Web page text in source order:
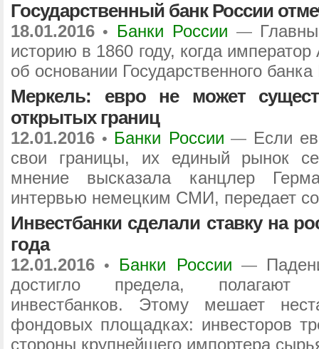
Государственный банк России
18.01.2016 • Банки России —
историю в 1860 году, когда
об основании Государственного
Меркель: евро не может
открытых границ
12.01.2016 • Банки России — Если
свои границы, их единый рынок
мнение высказала канцлер
интервью немецким СМИ, передает
Инвестбанки сделали ставку на
года
12.01.2016 • Банки России —
достигло предела, полагают
инвестбанков. Этому мешает
фондовых площадках: инвесторов
стороны крупнейшего импортера